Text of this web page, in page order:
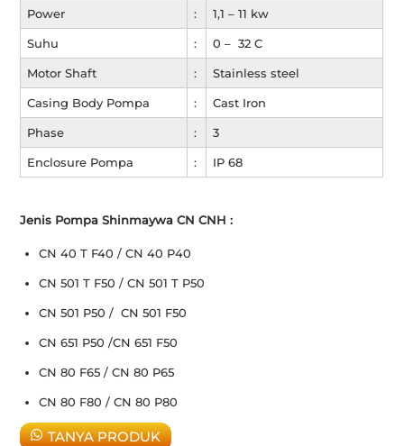
Power : 1,1 – 11 kw
Suhu : 0 – 32 C
Motor Shaft : Stainless steel
Casing Body Pompa : Cast Iron
Phase : 3
Enclosure Pompa : IP 68
Jenis Pompa Shinmaywa CN CNH :
CN 40 T F40 / CN 40 P40
CN 501 T F50 / CN 501 T P50
CN 501 P50 / CN 501 F50
CN 651 P50 /CN 651 F50
CN 80 F65 / CN 80 P65
CN 80 F80 / CN 80 P80
TANYA PRODUK